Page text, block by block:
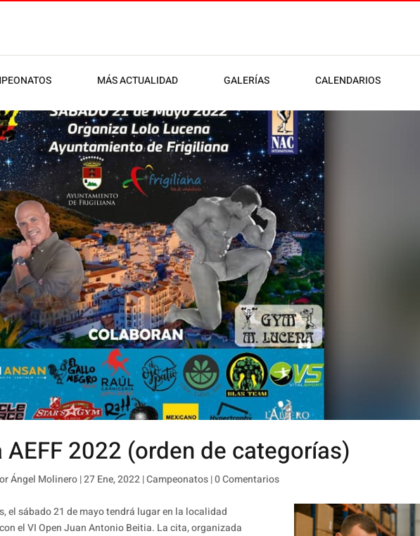
MÁS ACTUALIDAD GALERÍAS CALENDARIOS
2022 (orden de categorías)
Ángel Molinero|27 Ene, 2022|Campeonatos|0 Comentarios
el sábado 21 de mayo tendrá lugar en la localidad
el VI Open Juan Antonio Beitia. La cita, organizada